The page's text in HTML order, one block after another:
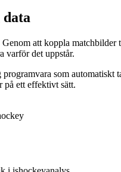
data
att koppla
varför det uppstår.
som
på ett effektivt sätt.